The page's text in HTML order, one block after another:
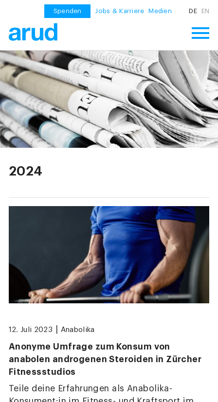
Spenden Jobs & Karriere Medien DE EN
2024
12. Juli 2023 Anabolika
Anonyme Umfrage zum Konsum von
anabolen androgenen Steroiden in Zürcher
Fitnessstudios
Teile deine Erfahrungen als Anabolika-